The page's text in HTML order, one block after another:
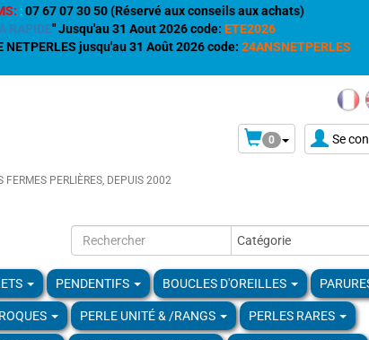
: 07 67 07 30 50 (Réservé aux conseils aux achats)
RAPIDE" Jusqu'au 31 Aout 2026 code: ETE2026
NETPERLES jusqu'au 31 Août 2026 code: 24ANSNETPERLES
FERMES PERLIÈRES, DEPUIS 2002
Se
0
PENDENTIFS BOUCLES D'OREILLES
PERLE UNITÉ & /RANGS PERLES RARES